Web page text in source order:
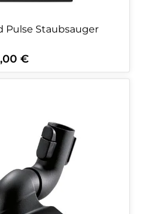
Pulse Staubsauger
Preis:
€